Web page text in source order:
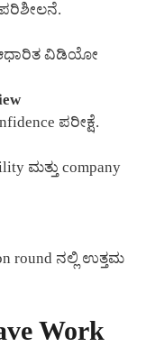
ಪರಿಶೀಲನೆ.
ಆಧಾರಿತ ವಿಡಿಯೋ
ಪರೀಕ್ಷೆ.
ಮತ್ತು company
round ನಲ್ಲಿ ಉತ್ತಮ
Work